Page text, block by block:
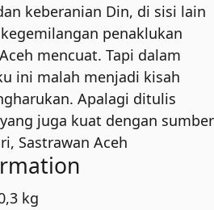
keberanian Din, di sisi lain
penaklukan
mencuat. Tapi dalam
ini malah menjadi kisah
Apalagi ditulis
juga kuat dengan sumber
Sastrawan Aceh
kg